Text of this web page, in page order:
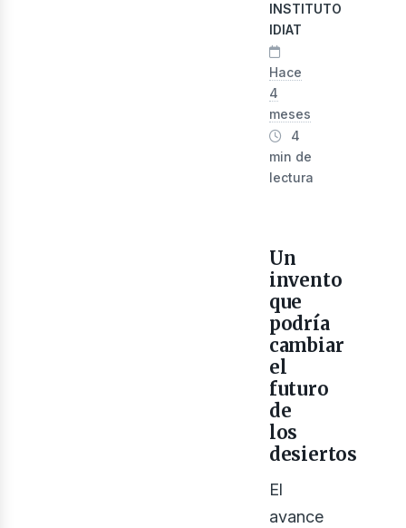
INSTITUTO
IDIAT
Hace
4
meses
4
min de
lectura
Un
invento
que
podría
cambiar
el
futuro
de
los
desiertos
El
avance